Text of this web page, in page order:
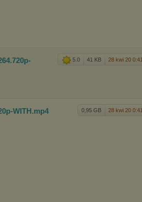
5.0 41 KB 28 kwi 20 0:41
0,95 GB 28 kwi 20 0:41
WITH .mp4